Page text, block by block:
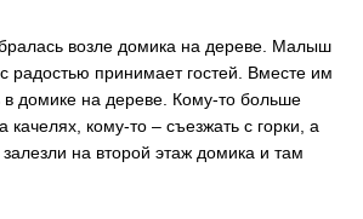
возле домика на дереве. Малыш
радостью принимает гостей. Вместе им
в домике на дереве. Кому-то больше
качелях, кому-то – съезжать с горки, а
на второй этаж домика и там